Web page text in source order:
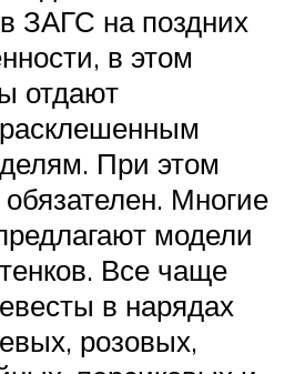
ЗАГС на поздних
в этом
отдают
При этом
Многие
модели
Все чаще
в нарядах
розовых,